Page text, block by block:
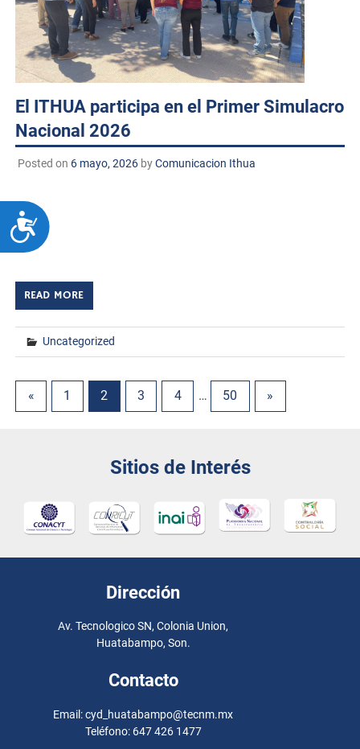
ACCESIBILIDAD
El ITHUA participa en el Primer Simulacro
Nacional 2026
Posted on 6 mayo, 2026byComunicacion Ithua
TECNM/DCD. Con el objetivo de fortalecer la cultura de la
prevención y fomentar la participación responsable de la
comunidad tecnológica ante situaciones […]
READ MORE
Uncategorized
« 1 2 3 4 … 50 »
Sitios de Interés
Dirección
Av. Tecnologico SN, Colonia Union,
Huatabampo, Son.
Contacto
Email: cyd_huatabampo@tecnm.mx
Teléfono: 647 426 1477